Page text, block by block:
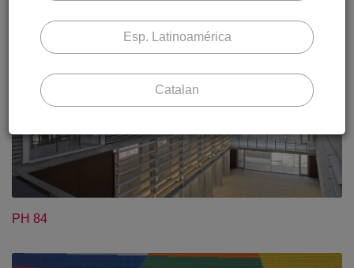
Paramento
PH 84
Esp. Latinoamérica
Catalan